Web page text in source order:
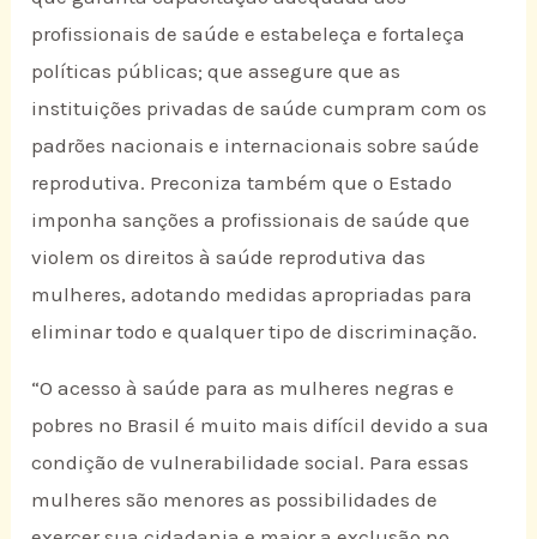
profissionais de saúde e estabeleça e fortaleça
políticas públicas; que assegure que as
instituições privadas de saúde cumpram com os
padrões nacionais e internacionais sobre saúde
reprodutiva. Preconiza também que o Estado
imponha sanções a profissionais de saúde que
violem os direitos à saúde reprodutiva das
mulheres, adotando medidas apropriadas para
eliminar todo e qualquer tipo de discriminação.
“O acesso à saúde para as mulheres negras e
pobres no Brasil é muito mais difícil devido a sua
condição de vulnerabilidade social. Para essas
mulheres são menores as possibilidades de